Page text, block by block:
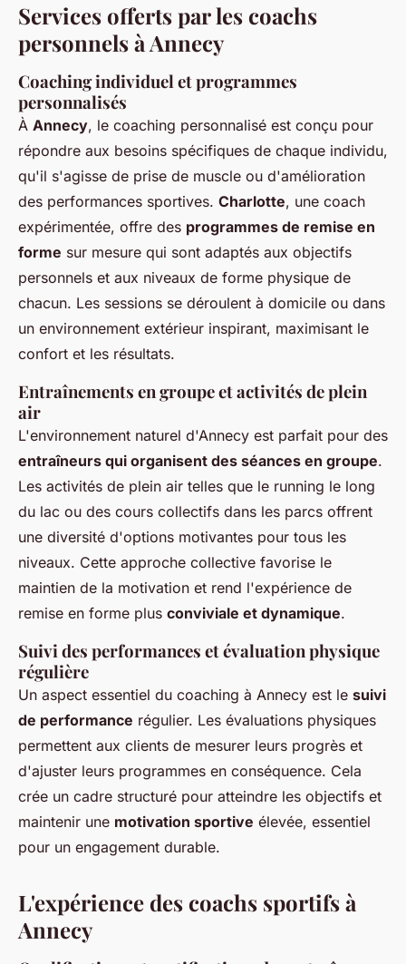
Services offerts par les coachs
personnels à Annecy
Coaching individuel et programmes
personnalisés
À Annecy, le coaching personnalisé est conçu pour
répondre aux besoins spécifiques de chaque individu,
qu'il s'agisse de prise de muscle ou d'amélioration
des performances sportives. Charlotte, une coach
expérimentée, offre des programmes de remise en
forme sur mesure qui sont adaptés aux objectifs
personnels et aux niveaux de forme physique de
chacun. Les sessions se déroulent à domicile ou dans
un environnement extérieur inspirant, maximisant le
confort et les résultats.
Entraînements en groupe et activités de plein
air
L'environnement naturel d'Annecy est parfait pour des
entraîneurs qui organisent des séances en groupe.
Les activités de plein air telles que le running le long
du lac ou des cours collectifs dans les parcs offrent
une diversité d'options motivantes pour tous les
niveaux. Cette approche collective favorise le
maintien de la motivation et rend l'expérience de
remise en forme plus conviviale et dynamique.
Suivi des performances et évaluation physique
régulière
Un aspect essentiel du coaching à Annecy est le suivi
de performance régulier. Les évaluations physiques
permettent aux clients de mesurer leurs progrès et
d'ajuster leurs programmes en conséquence. Cela
crée un cadre structuré pour atteindre les objectifs et
maintenir une motivation sportive élevée, essentiel
pour un engagement durable.
L'expérience des coachs sportifs à
Annecy